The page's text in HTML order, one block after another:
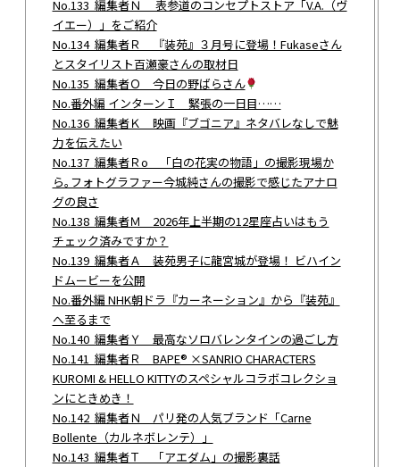
No.133 編集者Ｎ 表参道のコンセプトストア「V.A.（ヴ
イエー）」をご紹介
No.134 編集者Ｒ 『装苑』３月号に登場！Fukaseさん
とスタイリスト百瀬豪さんの取材日
No.135 編集者Ｏ 今日の野ばらさん
No.番外編 インターンＩ 緊張の一日目……
No.136 編集者Ｋ 映画『ブゴニア』ネタバレなしで魅
力を伝えたい
No.137 編集者Ｒo 「白の花実の物語」の撮影現場か
ら｡フォトグラファー今城純さんの撮影で感じたアナロ
グの良さ
No.138 編集者Ｍ 2026年上半期の12星座占いはもう
チェック済みですか？
No.139 編集者Ａ 装苑男子に龍宮城が登場！ ビハイン
ドムービーを公開
No.番外編 NHK朝ドラ『カーネーション』から『装苑』
へ至るまで
No.140 編集者Ｙ 最高なソロバレンタインの過ごし方
No.141 編集者Ｒ BAPE® ×SANRIO CHARACTERS
KUROMI & HELLO KITTYのスペシャルコラボコレクショ
ンにときめき！
No.142 編集者Ｎ パリ発の人気ブランド「Carne
Bollente（カルネボレンテ）」
No.143 編集者Ｔ 「アエダム」の撮影裏話